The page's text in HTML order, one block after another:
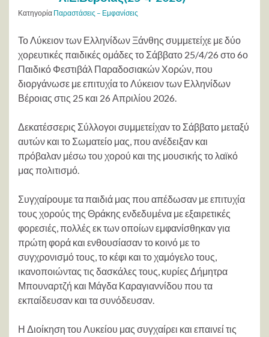
Κατηγορία Παραστάσεις – Εμφανίσεις
Το Λύκειον των Ελληνίδων Ξάνθης συμμετείχε με δύο
χορευτικές παιδικές ομάδες το Σάββατο 25/4/26 στο 6ο
Παιδικό Φεστιβάλ Παραδοσιακών Χορών, που
διοργάνωσε με επιτυχία το Λύκειον των Ελληνίδων
Βέροιας στις 25 και 26 Απριλίου 2026.
Δεκατέσσερις Σύλλογοι συμμετείχαν το Σάββατο μεταξύ
αυτών και το Σωματείο μας, που ανέδειξαν και
πρόβαλαν μέσω του χορού και της μουσικής το λαϊκό
μας πολιτισμό.
Συγχαίρουμε τα παιδιά μας που απέδωσαν με επιτυχία
τους χορούς της Θράκης ενδεδυμένα με εξαιρετικές
φορεσιές, πολλές εκ των οποίων εμφανίσθηκαν για
πρώτη φορά και ενθουσίασαν το κοινό με το
συγχρονισμό τους, το κέφι και το χαμόγελο τους,
ικανοποιώντας τις δασκάλες τους, κυρίες Δήμητρα
Μπουναρτζή και Μάγδα Καραγιαννίδου που τα
εκπαίδευσαν και τα συνόδευσαν.
Η Διοίκηση του Λυκείου μας συγχαίρει και επαινεί τις